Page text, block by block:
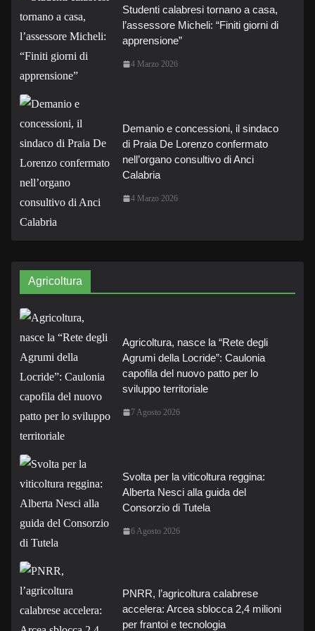
Studenti calabresi tornano a casa,
l’assessore Micheli: “Finiti giorni di
apprensione”
4 Marzo 2026
Demanio e concessioni, il sindaco
di Praia De Lorenzo confermato
nell’organo consultivo di Anci
Calabria
4 Marzo 2026
Agricoltura
Agricoltura, nasce la “Rete degli
Agrumi della Locride”: Caulonia
capofila del nuovo patto per lo
sviluppo territoriale
7 Agosto 2026
Svolta per la viticoltura reggina:
Alberta Nesci alla guida del
Consorzio di Tutela
6 Agosto 2026
PNRR, l’agricoltura calabrese
accelera: Arcea sblocca 2,4 milioni
per frantoi e tecnologia